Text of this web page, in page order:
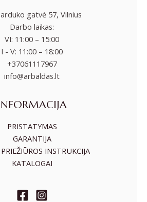
gatvė 57, Vilnius
Darbo laikas:
VI: 11:00 – 15:00
I - V: 11:00 – 18:00
+37061117967
info@arbaldas.lt
PRISTATYMAS
GARANTIJA
INSTRUKCIJA
KATALOGAI